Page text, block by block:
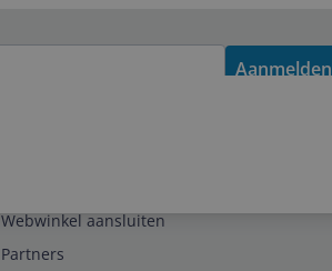
Aanmelden
Webwinkel aansluiten
Partners